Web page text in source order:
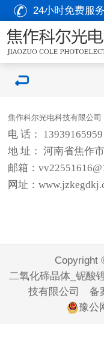
24小时免费服
焦作科尔光电科技有限公司
电 话：
地 址： 河南省焦作
邮箱：
网址：
Copyright
二氧化碲晶体_铌酸
技有限公司 备
豫公